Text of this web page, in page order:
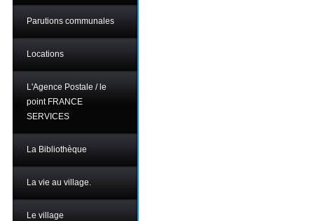
Parutions communales
Locations
L'Agence Postale / le
point FRANCE
SERVICES
La Bibliothèque
La vie au village.
Le village